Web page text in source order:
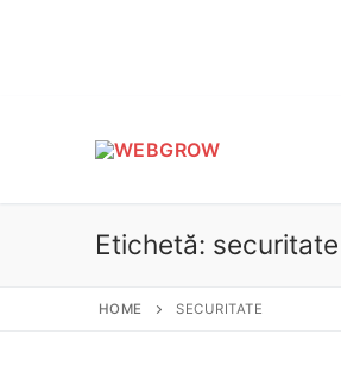
Etichetă: securitate
HOME SECURITATE